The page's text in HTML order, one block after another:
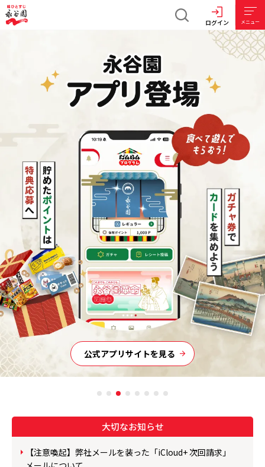
じ
ログイン メニュー
ブランドサイトを見る
ブランドサイトを見る
公式アプリサイトを見る
ブランドサイトを見る
企業理念
季節にあったレシピや旬の食材を使ったレシピ、
人気のレシピなど永谷園の商品を使った
お役立ちアレンジレシピをご紹介します。
アレンジレシピを見る
「お茶づけ海苔」や「おとなのふりかけ」など、
永谷園商品ができるまでを動画でご紹介！
バーチャル工場見学を見る
食の安全・環境活動
永谷園グループはお客さまに安心して商品を
お召し上がりいただけるよう、
食の安全と安心を提供し続けます。
また環境に配慮した企業活動に取り組み、
幸せで豊かな社会作りに貢献します。
食の安全・環境活動を見る
大切なお知らせ
【注意喚起】弊社メールを装った「iCloud+ 次回請求」